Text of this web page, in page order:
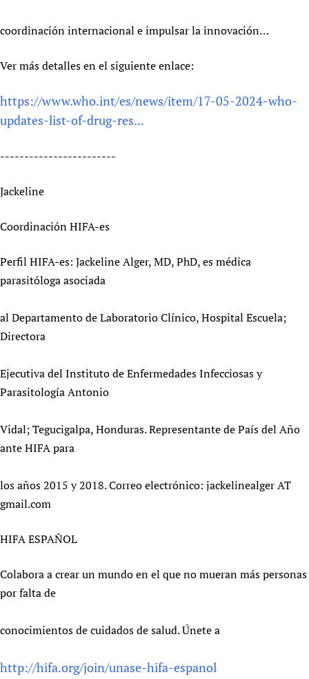
coordinación internacional e impulsar la innovación…
Ver más detalles en el siguiente enlace:
https://www.who.int/es/news/item/17-05-2024-who-
updates-list-of-drug-res...
------------------------
Jackeline
Coordinación HIFA-es
Perfil HIFA-es: Jackeline Alger, MD, PhD, es médica
parasitóloga asociada
al Departamento de Laboratorio Clínico, Hospital Escuela;
Directora
Ejecutiva del Instituto de Enfermedades Infecciosas y
Parasitología Antonio
Vidal; Tegucigalpa, Honduras. Representante de País del Año
ante HIFA para
los años 2015 y 2018. Correo electrónico: jackelinealger AT
gmail.com
HIFA ESPAÑOL
Colabora a crear un mundo en el que no mueran más personas
por falta de
conocimientos de cuidados de salud. Únete a
http://hifa.org/join/unase-hifa-espanol